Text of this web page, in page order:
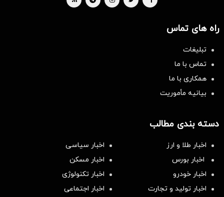
راه های تماس
تبلیغات
تماس با ما
همکاری با ما
بیانیه مأموریت
دسته بندی مطالب
اخبار طلا و ارز
اخبار سیاسی
اخبار بورس
اخبار مسکن
اخبار خودرو
اخبار تکنولوژی
اخبار تولید و تجارت
اخبار اجتماعی